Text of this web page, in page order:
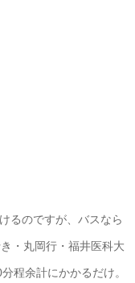
るのですが、バスなら
・丸岡行・福井医科大
程余計にかかるだけ。